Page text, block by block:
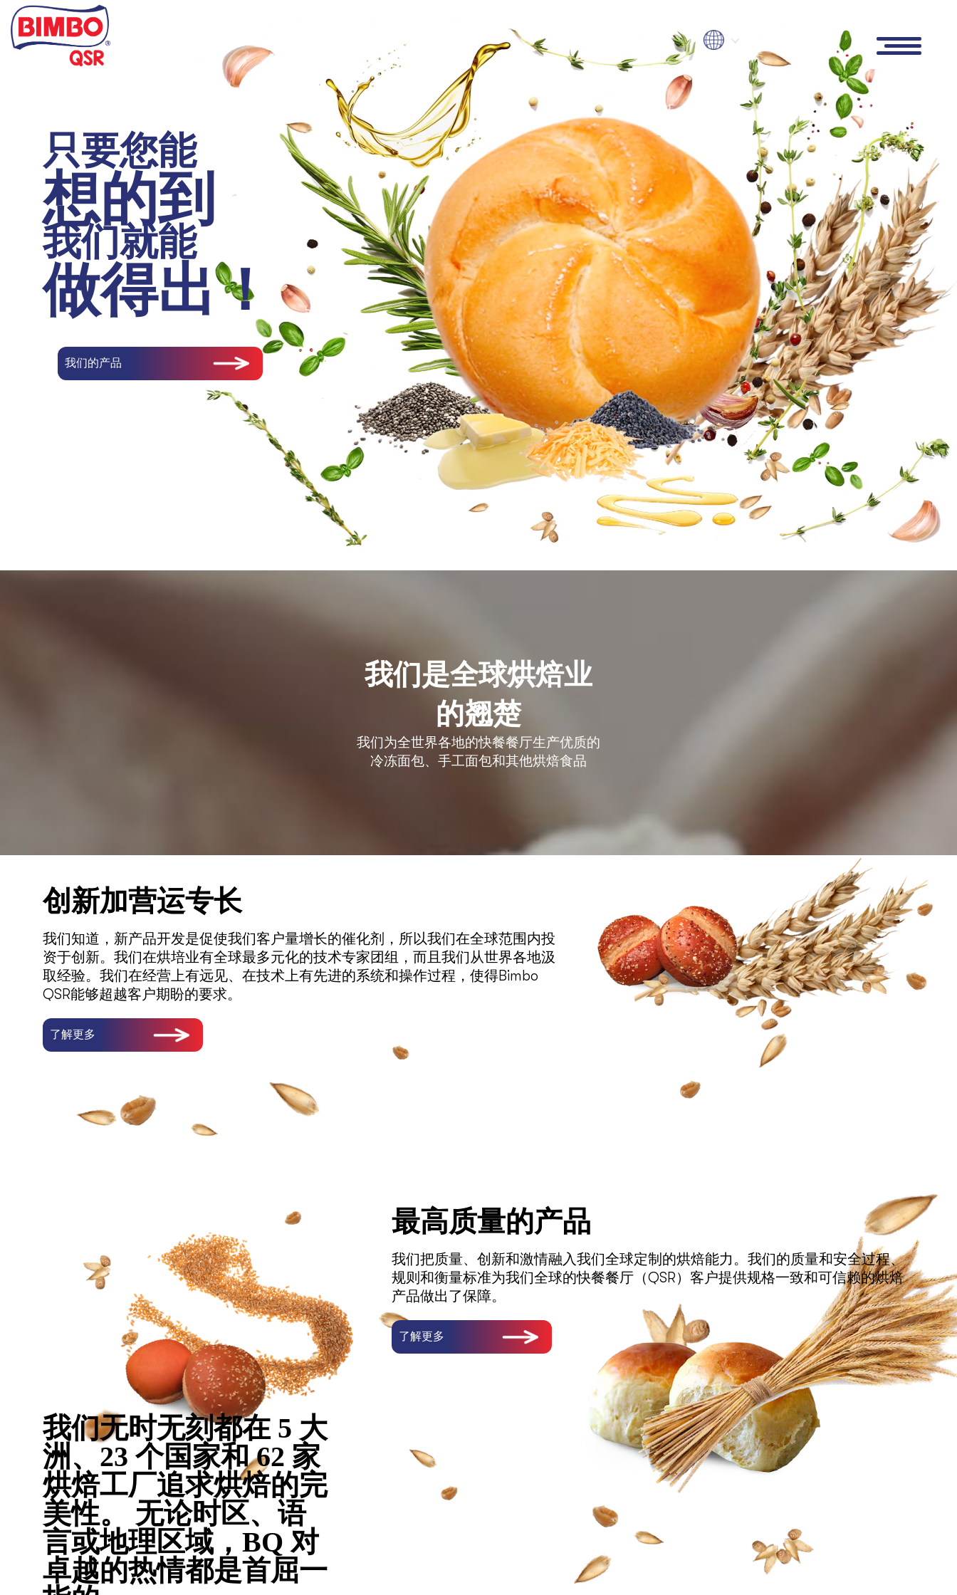
Skip
main
content
只要您能
想的到
我们就能
做得出！
我们的产品
我们是全球烘焙业
的翘楚
我们为全世界各地的快餐餐厅生产优质的
冷冻面包、手工面包和其他烘焙食品
创新加营运专长
我们知道，新产品开发是促使我们客户量增长的催化剂，所以我们在全球范围内投
资于创新。我们在烘培业有全球最多元化的技术专家团组，而且我们从世界各地汲
取经验。我们在经营上有远见、在技术上有先进的系统和操作过程，使得Bimbo
QSR能够超越客户期盼的要求。
了解更多
最高质量的产品
我们把质量、创新和激情融入我们全球定制的烘焙能力。我们的质量和安全过程、
规则和衡量标准为我们全球的快餐餐厅（QSR）客户提供规格一致和可信赖的烘焙
产品做出了保障。
了解更多
我们无时无刻都在 5 大
洲、23 个国家和 62 家
烘焙工厂追求烘焙的完
美性。 无论时区、语
言或地理区域，BQ 对
卓越的热情都是首屈一